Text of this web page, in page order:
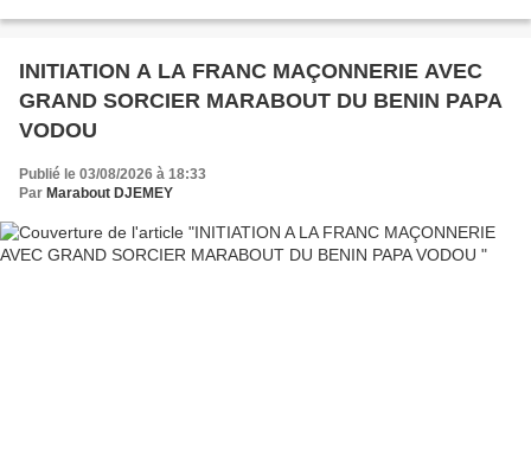
INITIATION A LA FRANC MAÇONNERIE AVEC
GRAND SORCIER MARABOUT DU BENIN PAPA
VODOU
Publié le 03/08/2026 à 18:33
Par Marabout DJEMEY